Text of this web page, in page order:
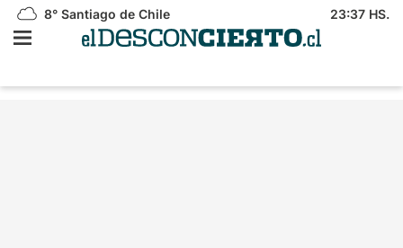
8° Santiago de Chile 23:37 HS.